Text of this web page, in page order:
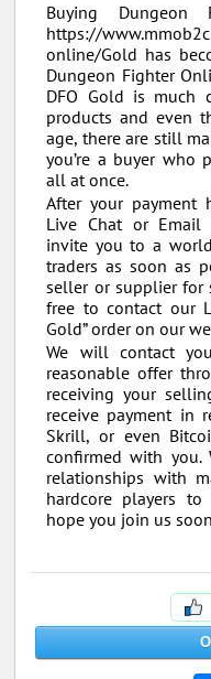
Buying
https://
online/Gold has
Dungeon Fighter
DFO Gold is much
products and even
age, there are still
you’re a buyer who
all at once.
After your payment
Live Chat or Email
invite you to a
traders as soon as
seller or supplier for
free to contact our
Gold” order on our
We will contact
reasonable offer
receiving your
receive payment in
Skrill, or even
confirmed with you.
relationships with
hardcore players
hope you join us